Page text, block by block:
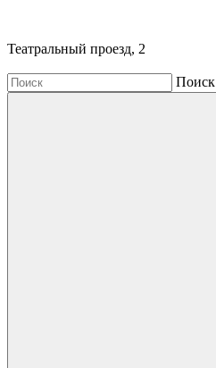
Театральный проезд, 2
Поиск